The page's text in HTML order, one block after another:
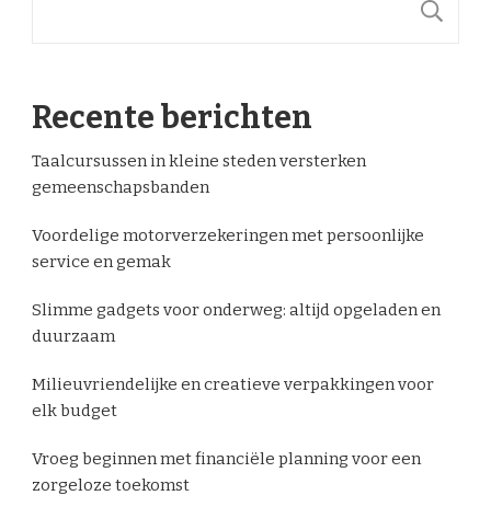
Recente berichten
Taalcursussen in kleine steden versterken
gemeenschapsbanden
Voordelige motorverzekeringen met persoonlijke
service en gemak
Slimme gadgets voor onderweg: altijd opgeladen en
duurzaam
Milieuvriendelijke en creatieve verpakkingen voor
elk budget
Vroeg beginnen met financiële planning voor een
zorgeloze toekomst